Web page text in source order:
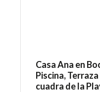
Casa Ana en
Piscina, Terraza
cuadra de la